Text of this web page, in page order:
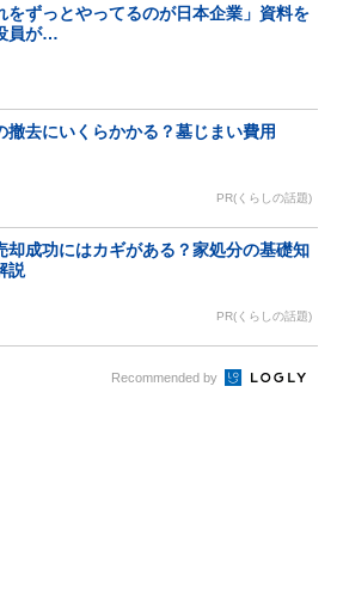
をずっとやってるのが日本企業」資料を
員が…
撤去にいくらかかる？墓じまい費用
PR(くらしの話題)
却成功にはカギがある？家処分の基礎知
説
PR(くらしの話題)
Recommended by